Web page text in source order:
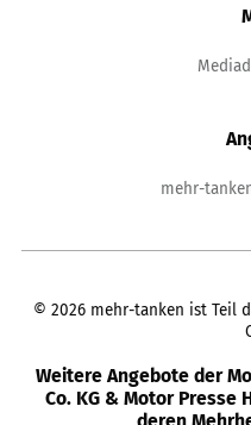
mehr-
© 2026 mehr-tanken ist Teil
Weitere Angebote der
Co. KG & Motor Presse
deren